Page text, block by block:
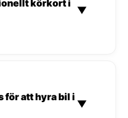
körkort i
▼
för att hyra bil i
▼